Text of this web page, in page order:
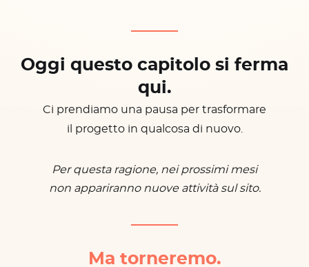
Oggi questo capitolo si ferma
qui.
Ci prendiamo una pausa per trasformare
il progetto in qualcosa di nuovo.
Per questa ragione, nei prossimi mesi
non appariranno nuove attività sul sito.
Ma torneremo.